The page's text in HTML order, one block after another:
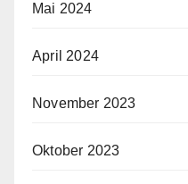
Mai 2024
April 2024
November 2023
Oktober 2023